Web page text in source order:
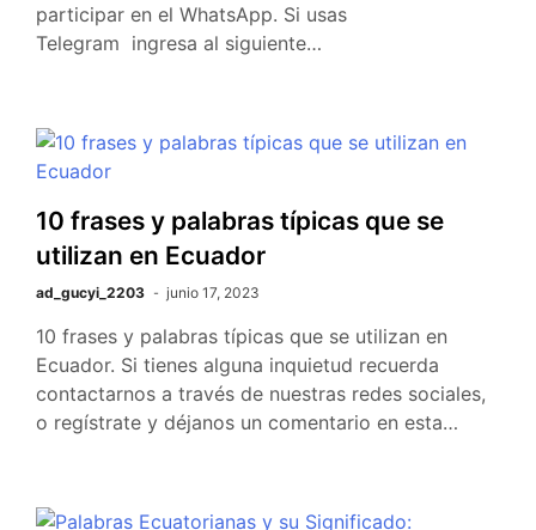
participar en el WhatsApp. Si usas
Telegram ingresa al siguiente…
10 frases y palabras típicas que se
utilizan en Ecuador
ad_gucyi_2203 junio 17, 2023
10 frases y palabras típicas que se utilizan en
Ecuador. Si tienes alguna inquietud recuerda
contactarnos a través de nuestras redes sociales,
o regístrate y déjanos un comentario en esta…